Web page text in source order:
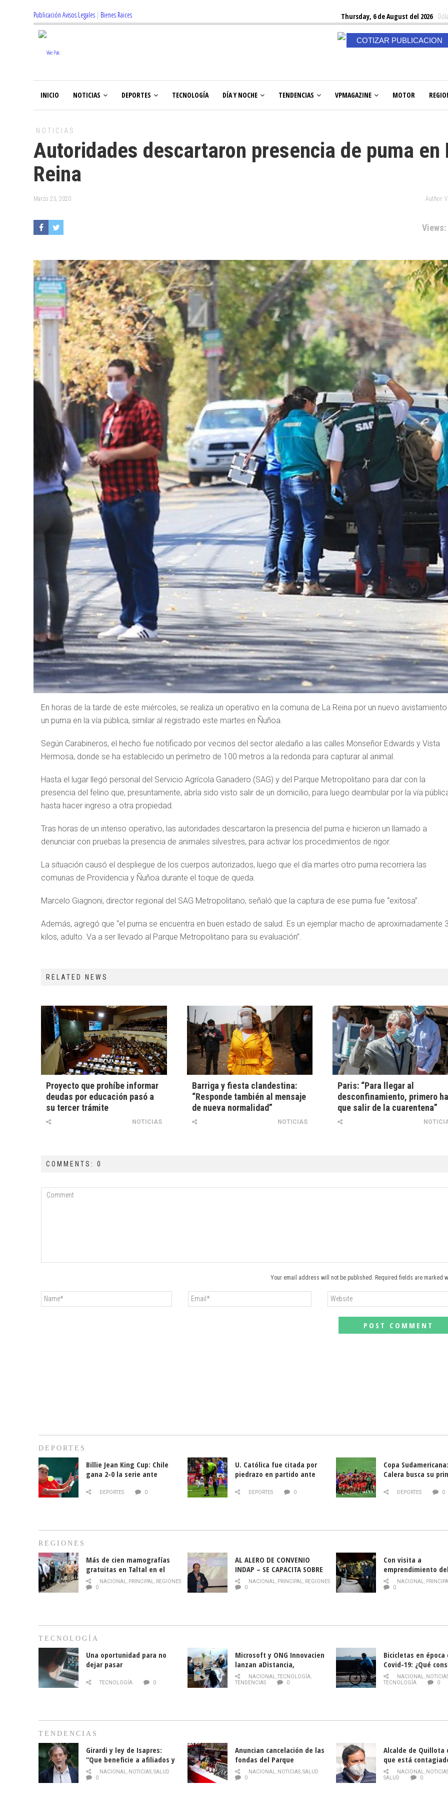
Publicación Avisos Legales | Bienes Raices Thursday, 6 de August del 2026
COTIZAR PUBLICACION
INICIO NOTICIAS DEPORTES TECNOLOGÍA DÍA Y NOCHE TENDENCIAS VPMAGAZINE MOTOR
NOTICIAS
Autoridades descartaron presencia de puma en
Reina
Marzo 25, 2020 Author:
Views:
En horas de la tarde de este miércoles, se realiza un operativo en la comuna de La Reina por un nuevo
un puma en la vía pública, similar al registrado este martes en Ñuñoa.
Según Carabineros, el hecho fue notificado por vecinos del sector aledaño a las calles Monseñor Edwards y Vista
Hermosa, donde se ha establecido un perímetro de 100 metros a la redonda para capturar al animal.
Hasta el lugar llegó personal del Servicio Agrícola Ganadero (SAG) y del Parque Metropolitano para dar con la
presencia del felino que, presuntamente, abría sido visto salir de un domicilio, para luego deambular por la vía
hasta hacer ingreso a otra propiedad.
Tras horas de un intenso operativo, las autoridades descartaron la presencia del puma e hicieron un llamado a
denunciar con pruebas la presencia de animales silvestres, para activar los procedimientos de rigor.
La situación causó el despliegue de los cuerpos autorizados, luego que el día martes otro puma recorriera las
comunas de Providencia y Ñuñoa durante el toque de queda.
Marcelo Giagnoni, director regional del SAG Metropolitano, señaló que la captura de ese puma fue “exitosa”.
Además, agregó que “el puma se encuentra en buen estado de salud. Es un ejemplar macho de aproximadamente
kilos, adulto. Va a ser llevado al Parque Metropolitano para su evaluación”.
RELATED NEWS
Proyecto que prohíbe informar
deudas por educación pasó a
su tercer trámite
NOTICIAS
Barriga y fiesta clandestina:
“Responde también al mensaje
de nueva normalidad”
NOTICIAS
Paris: “Para llegar al
desconfinamiento, primero
que salir de la cuarentena”
COMMENTS: 0
Your email address will not be published. Required fields are marked
DEPORTES
Billie Jean King Cup: Chile
gana 2-0 la serie ante
DEPORTES 0
U. Católica fue citada por
piedrazo en partido ante
DEPORTES 0
Copa
Calera busca su
DEPORTES 0
REGIONES
Más de cien mamografías
gratuitas en Taltal en el
mes de la prevención del
cáncer de mama
NACIONAL, PRINCIPAL, REGIONES
0
AL ALERO DE CONVENIO
INDAP – SE CAPACITA SOBRE
PLAGA DROSOPHILA SUZUKII
NACIONAL, PRINCIPAL, REGIONES
0
Con visita a
emprendimiento
y llamado al
historia campesina
NACIONAL,
0
TECNOLOGÍA
Una oportunidad para no
dejar pasar
TECNOLOGÍA 0
Microsoft y ONG Innovacien
lanzan aDistancia,
plataforma con cursos
gratuitos online sobre
NACIONAL,TECNOLOGÍA,
TENDENCIAS
0
Bicicletas en época
Covid-19: ¿Qué
momento de
NACIONAL,
TECNOLOGÍA
0
TENDENCIAS
Girardi y ley de Isapres:
“Que beneficie a afiliados y
no legalice el abuso”
NACIONAL, NOTICIAS,SALUD
0
Anuncian cancelación de las
fondas del Parque
O’Higgins debido al
coronavirus
NACIONAL, NOTICIAS,SALUD
0
Alcalde de Quillota
que está
COVID-19
NACIONAL,
SALUD
0